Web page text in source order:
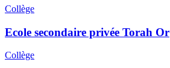
Collège
Ecole secondaire privée Torah Or
Collège